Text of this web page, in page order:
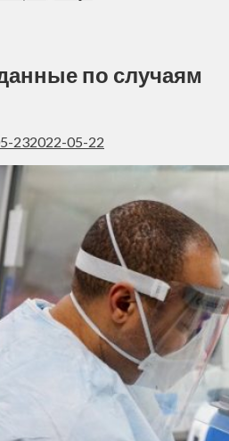
по случаям
232022-05-22